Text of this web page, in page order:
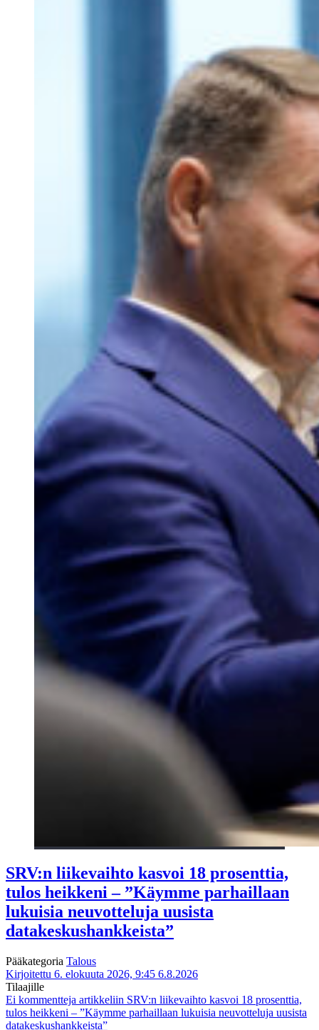
SRV:n liikevaihto kasvoi 18 prosenttia,
tulos heikkeni – ”Käymme parhaillaan
lukuisia neuvotteluja uusista
datakeskushankkeista”
Pääkategoria Talous
Kirjoitettu 6. elokuuta 2026, 9:45 6.8.2026
Tilaajille
Ei kommentteja artikkeliin SRV:n liikevaihto kasvoi 18 prosenttia,
tulos heikkeni – ”Käymme parhaillaan lukuisia neuvotteluja uusista
datakeskushankkeista”